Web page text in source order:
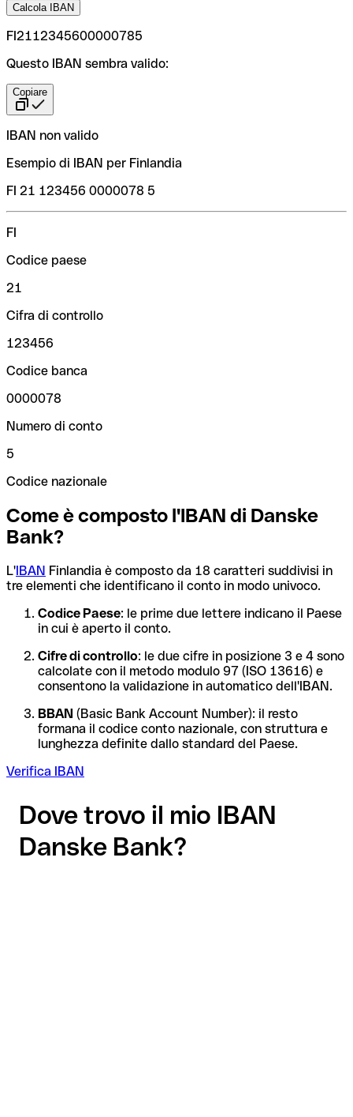
Calcola IBAN
FI2112345600000785
Questo IBAN sembra valido:
Copiare
IBAN non valido
Esempio di IBAN per Finlandia
FI 21 123456 0000078 5
FI
Codice paese
21
Cifra di controllo
123456
Codice banca
0000078
Numero di conto
5
Codice nazionale
Come è composto l'IBAN di Danske
Bank?
L'IBAN Finlandia è composto da 18 caratteri suddivisi in
tre elementi che identificano il conto in modo univoco.
Codice Paese: le prime due lettere indicano il Paese
in cui è aperto il conto.
Cifre di controllo: le due cifre in posizione 3 e 4 sono
calcolate con il metodo modulo 97 (ISO 13616) e
consentono la validazione in automatico dell'IBAN.
BBAN (Basic Bank Account Number): il resto
formana il codice conto nazionale, con struttura e
lunghezza definite dallo standard del Paese.
Verifica IBAN
Dove trovo il mio IBAN
Danske Bank?